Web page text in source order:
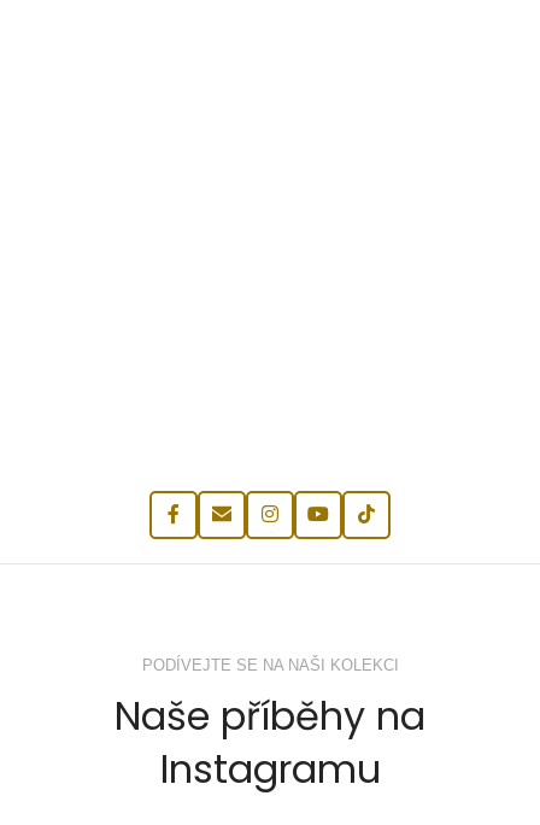
PODÍVEJTE SE NA NAŠI KOLEKCI
Naše příběhy na
Instagramu